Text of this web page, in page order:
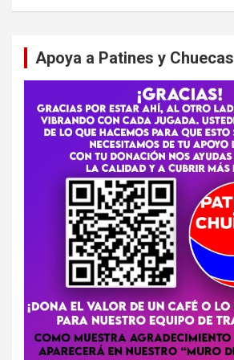
Apoya a Patines y Chuecas